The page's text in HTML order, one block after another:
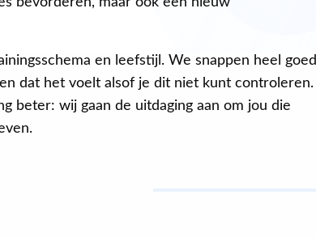
en leefstijl. We snappen heel goed
dat het voelt alsof je dit niet kunt controleren.
beter: wij gaan de uitdaging aan om jou die